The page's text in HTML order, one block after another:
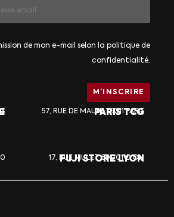
de mon e-mail selon la politique de
confidentialité.
PARIS TCG
57, RUE DE MALTE 75011 PARIS
FUJI STORE LYON
17, RUE MULET 69001 LYON